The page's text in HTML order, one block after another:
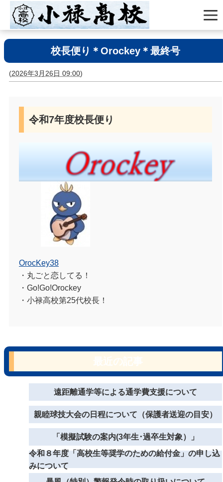
校長便り＊Orockey＊最終号
(2026年3月26日 09:00)
令和7年度校長便り
OrocKey38
・丸ごと恋してる！
・Go!Go!Orockey
・小禄高校第25代校長！
遠距離通学等による通学費支援について
親睦球技大会の日程について（保護者送迎の目安）
「模擬試験の案内(3年生･過卒生対象）」
令和８年度「高校生等奨学のための給付金」の申し込
みについて